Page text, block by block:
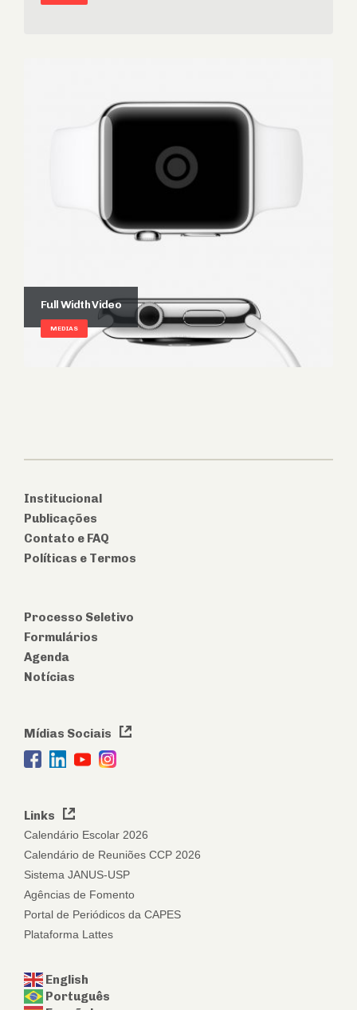
Full Width Video
MEDIAS
Institucional
Publicações
Contato e FAQ
Políticas e Termos
Processo Seletivo
Formulários
Agenda
Notícias
Mídias Sociais
Links
Calendário Escolar 2026
Calendário de Reuniões CCP 2026
Sistema JANUS-USP
Agências de Fomento
Portal de Periódicos da CAPES
Plataforma Lattes
English
Português